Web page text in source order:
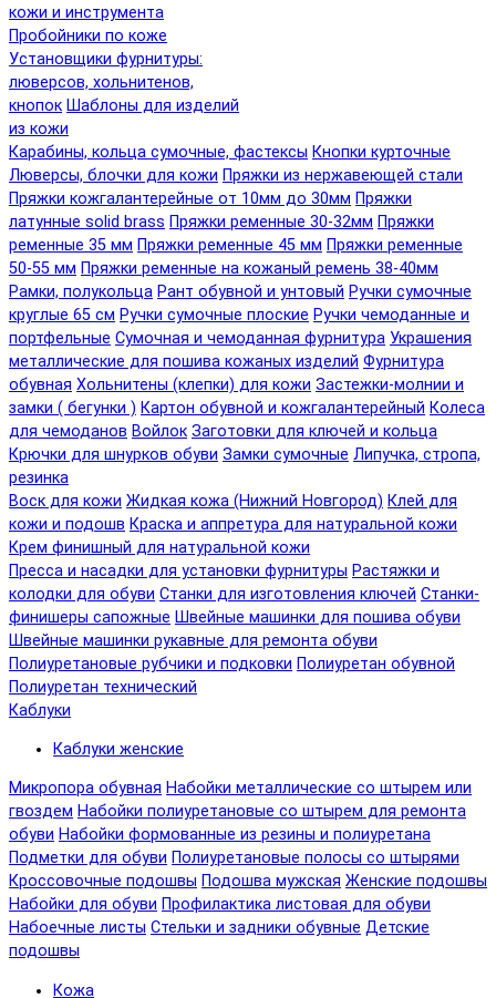
кожи и инструмента
Пробойники по коже
Установщики фурнитуры:
люверсов, хольнитенов,
кнопок Шаблоны для изделий
из кожи
Карабины, кольца сумочные, фастексы Кнопки курточные
Люверсы, блочки для кожи Пряжки из нержавеющей стали
Пряжки кожгалантерейные от 10мм до 30мм Пряжки
латунные solid brass Пряжки ременные 30-32мм Пряжки
ременные 35 мм Пряжки ременные 45 мм Пряжки ременные
50-55 мм Пряжки ременные на кожаный ремень 38-40мм
Рамки, полукольца Рант обувной и унтовый Ручки сумочные
круглые 65 см Ручки сумочные плоские Ручки чемоданные и
портфельные Сумочная и чемоданная фурнитура Украшения
металлические для пошива кожаных изделий Фурнитура
обувная Хольнитены (клепки) для кожи Застежки-молнии и
замки ( бегунки ) Картон обувной и кожгалантерейный Колеса
для чемоданов Войлок Заготовки для ключей и кольца
Крючки для шнурков обуви Замки сумочные Липучка, стропа,
резинка
Воск для кожи Жидкая кожа (Нижний Новгород) Клей для
кожи и подошв Краска и аппретура для натуральной кожи
Крем финишный для натуральной кожи
Пресса и насадки для установки фурнитуры Растяжки и
колодки для обуви Станки для изготовления ключей Станки-
финишеры сапожные Швейные машинки для пошива обуви
Швейные машинки рукавные для ремонта обуви
Полиуретановые рубчики и подковки Полиуретан обувной
Полиуретан технический
Каблуки
Каблуки женские
Микропора обувная Набойки металлические со штырем или
гвоздем Набойки полиуретановые со штырем для ремонта
обуви Набойки формованные из резины и полиуретана
Подметки для обуви Полиуретановые полосы со штырями
Кроссовочные подошвы Подошва мужская Женские подошвы
Набойки для обуви Профилактика листовая для обуви
Набоечные листы Стельки и задники обувные Детские
подошвы
Кожа